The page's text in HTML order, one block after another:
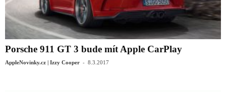
Porsche 911 GT 3 bude mít Apple CarPlay
AppleNovinky.cz | Izzy Cooper - 8.3.2017